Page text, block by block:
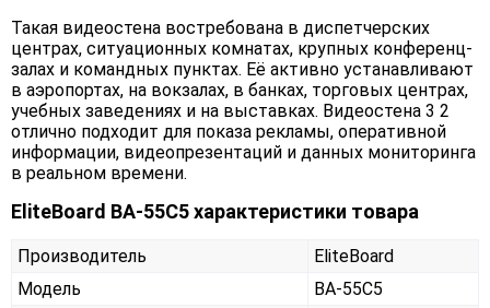
Такая видеостена востребована в диспетчерских
центрах, ситуационных комнатах, крупных конференц-
залах и командных пунктах. Её активно устанавливают
в аэропортах, на вокзалах, в банках, торговых центрах,
учебных заведениях и на выставках. Видеостена 3 2
отлично подходит для показа рекламы, оперативной
информации, видеопрезентаций и данных мониторинга
в реальном времени.
EliteBoard BA-55C5 характеристики товара
Производитель
EliteBoard
Модель
BA-55C5